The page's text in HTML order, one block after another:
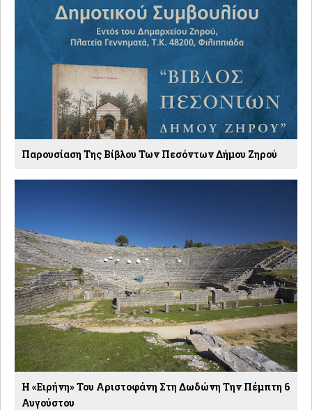
Παρουσίαση Της Βίβλου Των Πεσόντων Δήμου Ζηρού
Η «Ειρήνη» Του Αριστοφάνη Στη Δωδώνη Την Πέμπτη 6
Αυγούστου